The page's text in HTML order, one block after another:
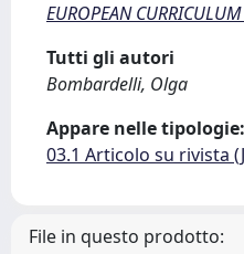
EUROPEAN
Tutti gli autori
Bombardelli, Olga
Appare nelle tipologie:
03.1 Articolo su rivista
File in questo prodotto: